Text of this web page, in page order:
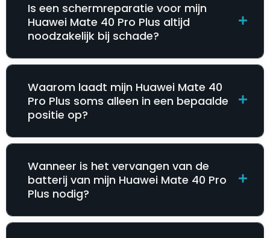
Is een schermreparatie voor mijn
Huawei Mate 40 Pro Plus altijd
noodzakelijk bij schade?
Waarom laadt mijn Huawei Mate 40
Pro Plus soms alleen in een bepaalde
positie op?
Wanneer is het vervangen van de
batterij van mijn Huawei Mate 40 Pro
Plus nodig?